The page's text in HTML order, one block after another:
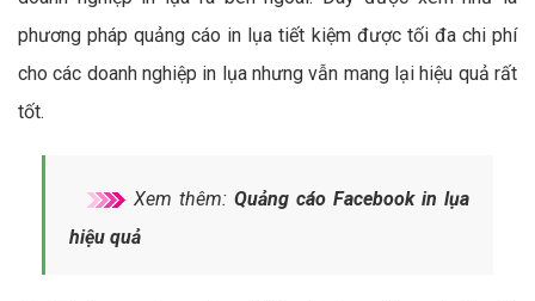
phương pháp quảng cáo in lụa tiết kiệm được tối đa chi phí
cho các doanh nghiệp in lụa nhưng vẫn mang lại hiệu quả rất
tốt.
Xem thêm: Quảng cáo Facebook in lụa
hiệu quả